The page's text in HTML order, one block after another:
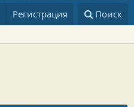
Регистрация Поиск